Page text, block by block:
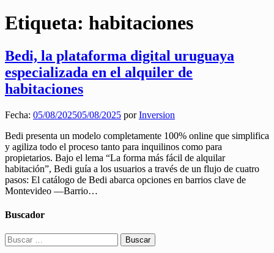
Etiqueta: habitaciones
Bedi, la plataforma digital uruguaya
especializada en el alquiler de
habitaciones
Fecha: 05/08/202505/08/2025 porInversion
Bedi presenta un modelo completamente 100% online que simplifica
y agiliza todo el proceso tanto para inquilinos como para
propietarios. Bajo el lema “La forma más fácil de alquilar
habitación”, Bedi guía a los usuarios a través de un flujo de cuatro
pasos: El catálogo de Bedi abarca opciones en barrios clave de
Montevideo —Barrio…
Buscador
Buscar: